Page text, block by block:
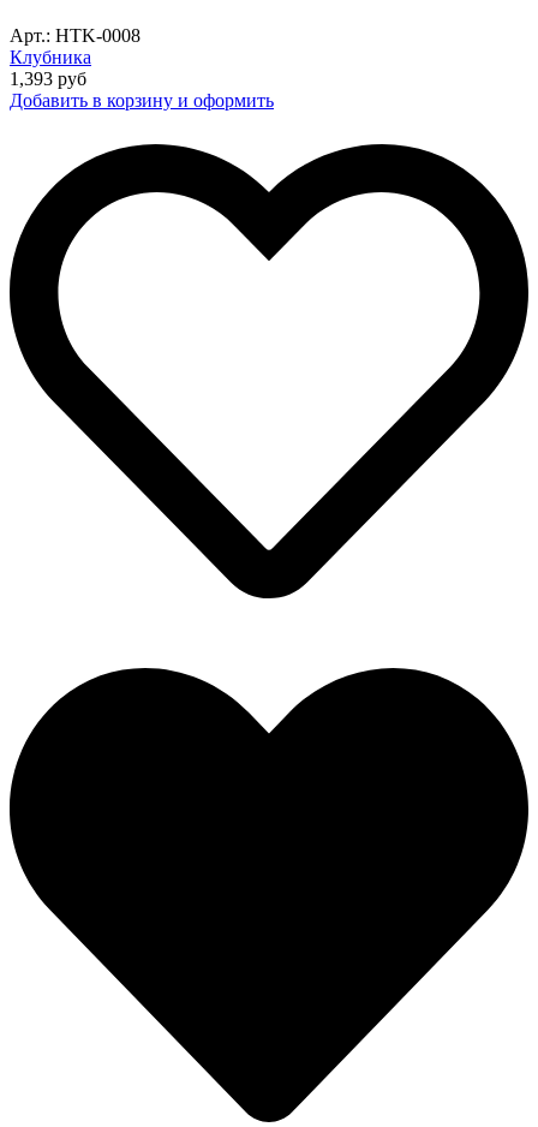
Арт.: HTK-0008
Клубника
1,393 руб
Добавить в корзину и оформить